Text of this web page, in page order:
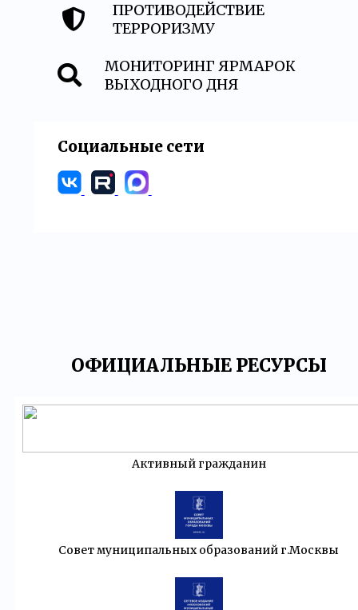
ПРОТИВОДЕЙСТВИЕ
ТЕРРОРИЗМУ
МОНИТОРИНГ ЯРМАРОК
ВЫХОДНОГО ДНЯ
Социальные сети
ОФИЦИАЛЬНЫЕ РЕСУРСЫ
Активный гражданин
Совет муниципальных образований г.Москвы